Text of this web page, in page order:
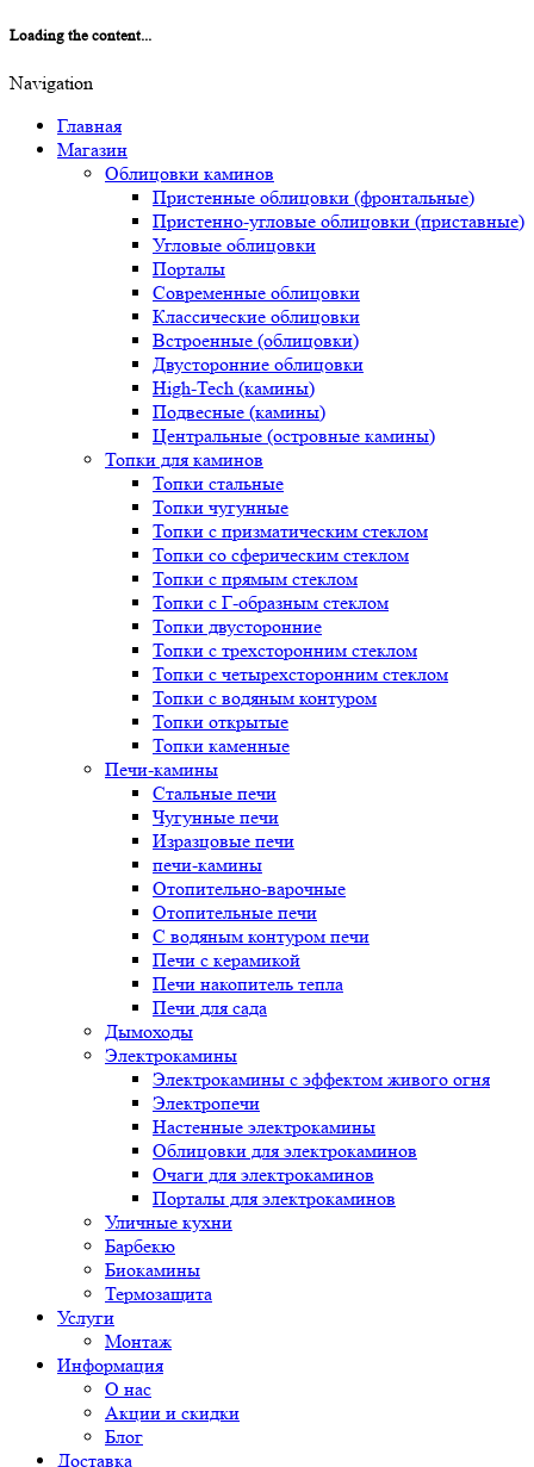
Loading the content...
Navigation
Главная
Магазин
Облицовки каминов
Пристенные облицовки (фронтальные)
Пристенно-угловые облицовки (приставные)
Угловые облицовки
Порталы
Современные облицовки
Классические облицовки
Встроенные (облицовки)
Двусторонние облицовки
High-Tech (камины)
Подвесные (камины)
Центральные (островные камины)
Топки для каминов
Топки стальные
Топки чугунные
Топки с призматическим стеклом
Топки со сферическим стеклом
Топки с прямым стеклом
Топки с Г-образным стеклом
Топки двусторонние
Топки с трехсторонним стеклом
Топки с четырехсторонним стеклом
Топки с водяным контуром
Топки открытые
Топки каменные
Печи-камины
Стальные печи
Чугунные печи
Изразцовые печи
печи-камины
Отопительно-варочные
Отопительные печи
С водяным контуром печи
Печи с керамикой
Печи накопитель тепла
Печи для сада
Дымоходы
Электрокамины
Электрокамины с эффектом живого огня
Электропечи
Настенные электрокамины
Облицовки для электрокаминов
Очаги для электрокаминов
Порталы для электрокаминов
Уличные кухни
Барбекю
Биокамины
Термозащита
Услуги
Монтаж
Информация
О нас
Акции и скидки
Блог
Доставка